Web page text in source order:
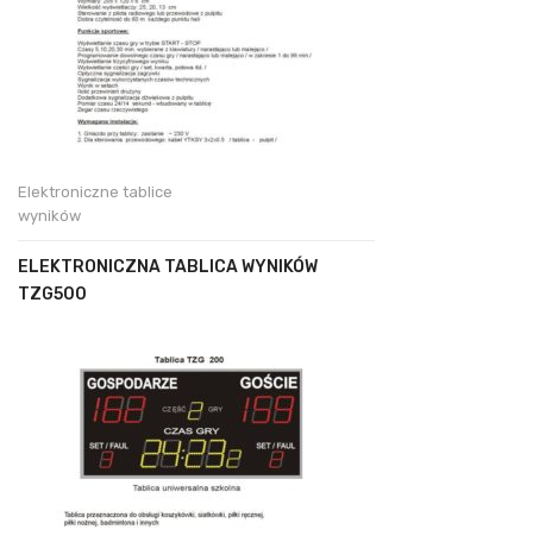
Elektroniczne tablice
wyników
ELEKTRONICZNA TABLICA WYNIKÓW
TZG500